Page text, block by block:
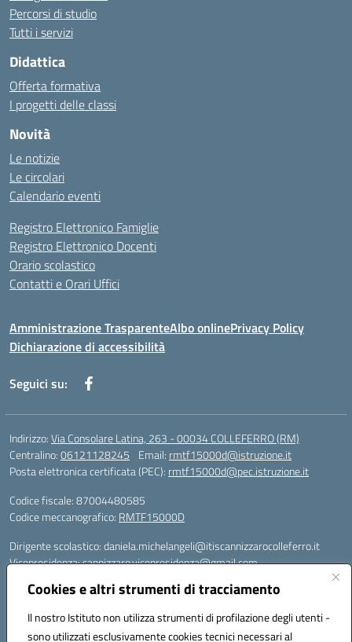
Cookies e altri strumenti di tracciamento
Il nostro Istituto non utilizza strumenti di profilazione degli utenti -
sono utilizzati esclusivamente cookies tecnici necessari al
Percorsi di studio
Tutti i servizi
Didattica
Offerta formativa
I progetti delle classi
Novità
Le notizie
Le circolari
Calendario eventi
Registro Elettronico Famiglie
Registro Elettronico Docenti
Orario scolastico
Contatti e Orari Uffici
Amministrazione TrasparenteAlbo onlinePrivacy Policy
Dichiarazione di accessibilità
Seguici su:
Indirizzo:Via Consolare Latina, 263 - 00034 COLLEFERRO (RM)
Centralino:06121128245 Email: rmtf15000d@istruzione.it
Posta elettronica certificata (PEC): rmtf15000d@pec.istruzione.it
Codice fiscale: 87004480585
Codice meccanografico: RMTF15000D
Dirigente scolastico: daniela.michelangeli@itiscannizzarocolleferro.it
Vicepresidenza: cannizzaro.vicepresidenza@gmail.com
Supporto piattaforme DDI (creazione account e rigenerazione credenziali)